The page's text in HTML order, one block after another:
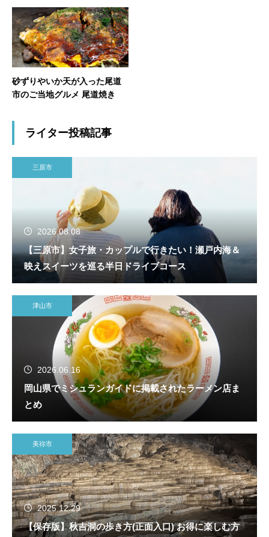
砂ずりやいか天が入った尾道
市のご当地グルメ 尾道焼き
ライター投稿記事
三原市
2026.08.08
【三原市】女子旅・カップルで行きたい！瀬戸内海＆
映えスイーツを巡る半日ドライブコース
津山市
2026.06.16
岡山県でミシュランガイドに掲載されたラーメン店ま
とめ
美祢市
2025.12.29
【保存版】秋吉洞の歩き方(正面入口) お得に楽しむ方